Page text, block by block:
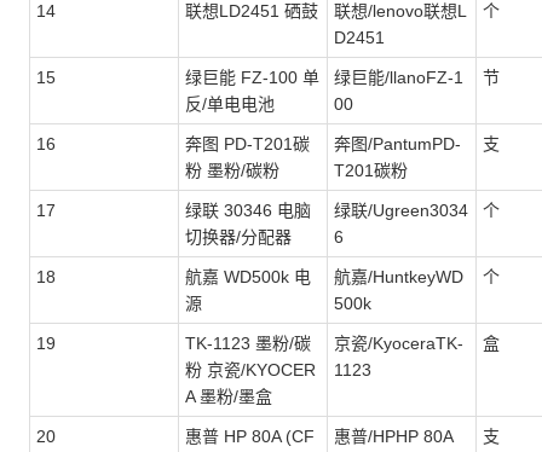
14 联想LD2451 硒鼓
联想/lenovo联想L
D2451
个
15
绿巨能 FZ-100 单
反/单电电池
绿巨能/llanoFZ-1
00
节
16
奔图 PD-T201碳
粉 墨粉/碳粉
奔图/PantumPD-
T201碳粉
支
17
绿联 30346 电脑
切换器/分配器
绿联/Ugreen3034
6
个
18
航嘉 WD500k 电
源
航嘉/HuntkeyWD
500k
个
19
TK-1123 墨粉/碳
粉 京瓷/KYOCER
A 墨粉/墨盒
京瓷/KyoceraTK-
1123
盒
20
惠普 HP 80A (CF
惠普/HPHP 80A
支